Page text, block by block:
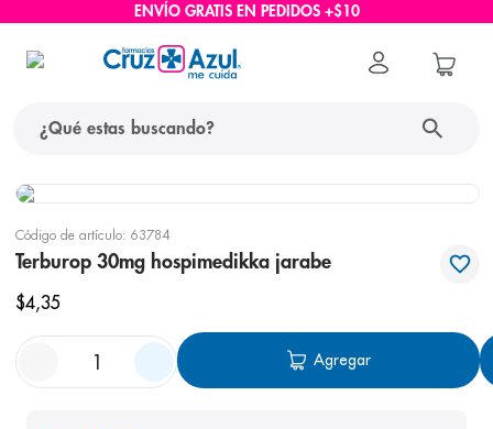
ENVÍO GRATIS EN PEDIDOS +$10
Código de artículo: 63784
Terburop 30mg hospimedikka jarabe
$4,35
Agregar
términos más buscados
protector solar